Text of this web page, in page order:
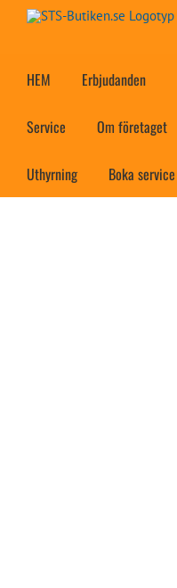
Fortsätt
HEM Erbjudanden
Service Om företaget
Uthyrning Boka service